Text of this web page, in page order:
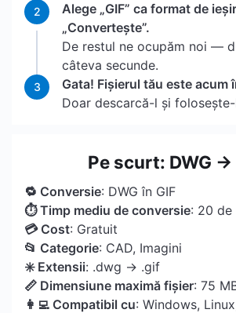
2
Alege „GIF” ca format de
„Convertește”.
De restul ne ocupăm noi —
câteva secunde.
3
Gata! Fișierul tău este acum
Doar descarcă-l și
Pe scurt: DWG →
🔁 Conversie: DWG în GIF
⏱ Timp mediu de conversie: 20 de
💳 Cost: Gratuit
📂 Categorie: CAD, Imagini
✳️ Extensii: .dwg → .gif
📏 Dimensiune maximă fișier: 75
👩‍💻 Compatibil cu: Windows,